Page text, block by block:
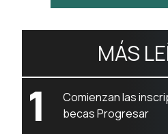
MÁS
1
Comienzan las
becas Progresar